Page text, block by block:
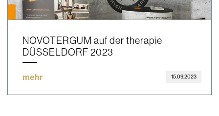
NOVOTERGUM auf der therapie
DÜSSELDORF 2023
mehr 15.09.2023